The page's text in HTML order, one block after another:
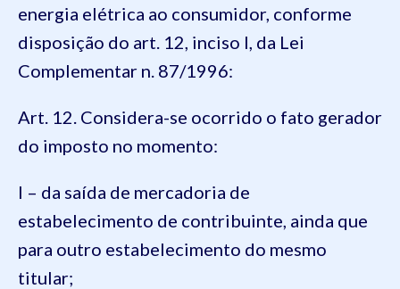
energia elétrica ao consumidor, conforme
disposição do art. 12, inciso I, da Lei
Complementar n. 87/1996:
Art. 12. Considera-se ocorrido o fato gerador
do imposto no momento:
I – da saída de mercadoria de
estabelecimento de contribuinte, ainda que
para outro estabelecimento do mesmo
titular;